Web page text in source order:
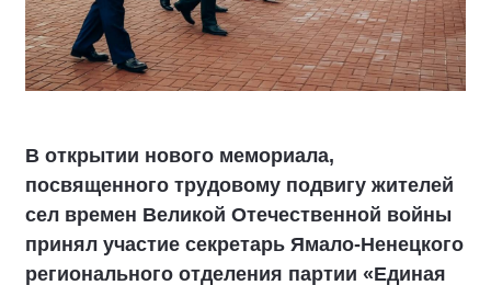
В открытии нового мемориала,
посвященного трудовому подвигу жителей
сел времен Великой Отечественной войны
принял участие секретарь Ямало-Ненецкого
регионального отделения партии «Единая